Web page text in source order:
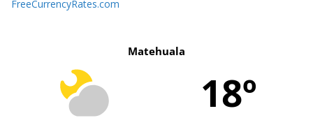
FreeCurrencyRates.com
Matehuala
18º